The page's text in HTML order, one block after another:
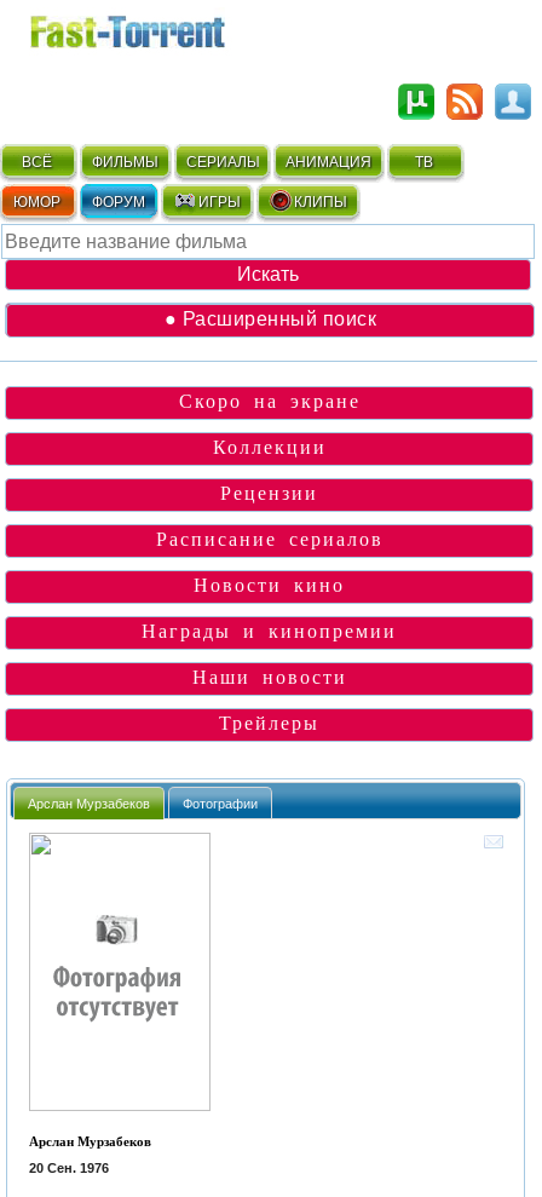
ВСЁ ФИЛЬМЫ СЕРИАЛЫ АНИМАЦИЯ ТВ
ЮМОР ФОРУМ ИГРЫ КЛИПЫ
● Расширенный поиск
Скоро на экране
Коллекции
Рецензии
Расписание сериалов
Новости кино
Награды и кинопремии
Наши новости
Трейлеры
Арслан Мурзабеков Фотографии
Арслан Мурзабеков
20 Сен. 1976